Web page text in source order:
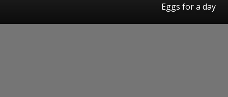
Eggs for a day